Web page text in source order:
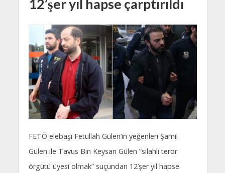
12’şer yıl hapse çarptırıldı
FETÖ elebaşı Fetullah Gülen’in yeğenleri Şamil
Gülen ile Tavus Bin Keysan Gülen “silahlı terör
örgütü üyesi olmak” suçundan 12’şer yıl hapse